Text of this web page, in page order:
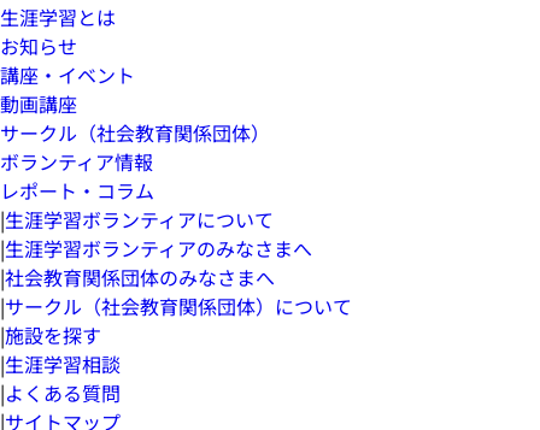
生涯学習とは
お知らせ
講座・イベント
動画講座
サークル（社会教育関係団体）
ボランティア情報
レポート・コラム
|生涯学習ボランティアについて
|生涯学習ボランティアのみなさまへ
|社会教育関係団体のみなさまへ
|サークル（社会教育関係団体）について
|施設を探す
|生涯学習相談
|よくある質問
|サイトマップ